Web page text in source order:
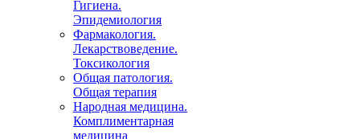
Гигиена.
Эпидемиология
Фармакология.
Лекарствоведение.
Токсикология
Общая патология.
Общая терапия
Народная медицина.
Комплиментарная
медицина